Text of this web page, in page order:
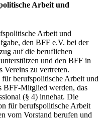
Arbeit und
Arbeit und
den BFF e.V. bei der
auf die beruflichen
und den BFF in
Vereins zu vertreten.
berufspolitische Arbeit und
BFF-Mitglied werden, das
(§ 4) innehat. Die
für berufspolitische Arbeit
vom Vorstand berufen und